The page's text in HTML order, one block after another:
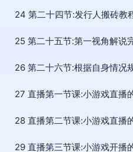
24 第二十四节:发行人搬砖教
25 第二十五节:第一视角解说
26 第二十六节:根据自身情况
27 直播第一节课:小游戏直播
28 直播第二节课:小游戏直播
29 直播第三节课:小游戏开播